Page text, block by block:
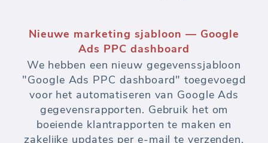
Nieuwe marketing sjabloon — Google
Ads PPC dashboard
We hebben een nieuw gegevenssjabloon
"Google Ads PPC dashboard" toegevoegd
voor het automatiseren van Google Ads
gegevensrapporten. Gebruik het om
boeiende klantrapporten te maken en
zakelijke updates per e-mail te verzenden.